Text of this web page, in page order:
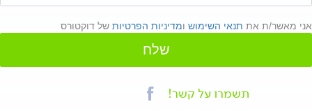
אני מאשר/ת את תנאי השימוש ומדיניות הפרטיות של דוקטורס
שלח
תשמרו על קשר!